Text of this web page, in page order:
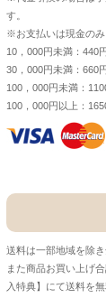
す。
※お支払いは現金のみ
10，000円未満：440
30，000円未満：660
100，000円未満：
100，000円以上：
送料は一部地域を除
また商品お買い上げ
入特典】にて送料を